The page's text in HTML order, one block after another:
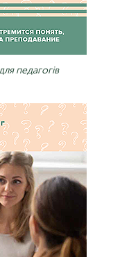
педагогів